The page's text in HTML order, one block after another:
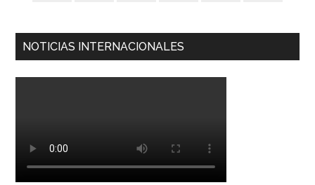
NOTICIAS INTERNACIONALES